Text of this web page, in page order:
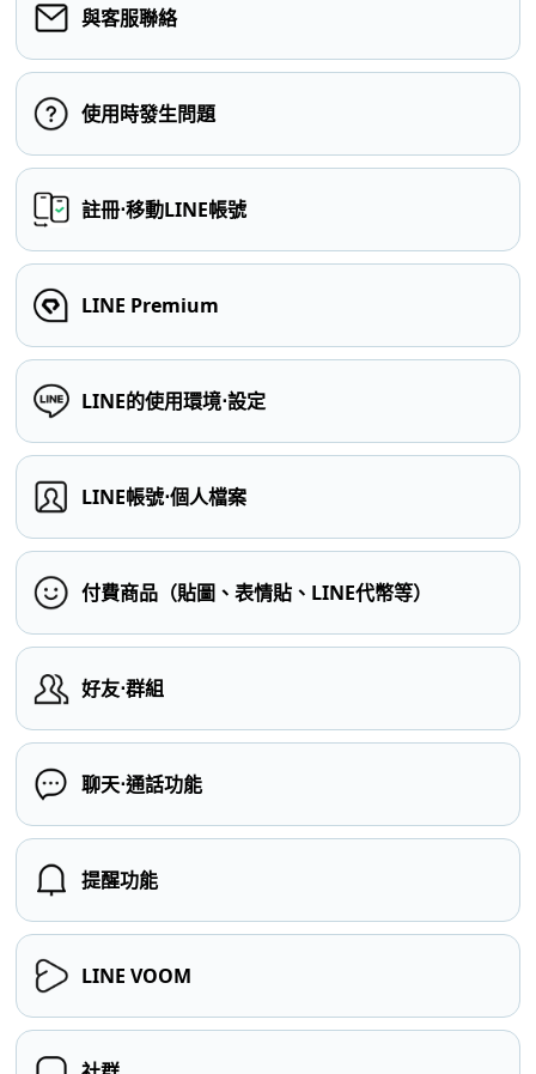
與客服聯絡
使用時發生問題
註冊⋅移動LINE帳號
LINE Premium
LINE的使用環境⋅設定
LINE帳號⋅個人檔案
付費商品（貼圖、表情貼、LINE代幣等）
好友⋅群組
聊天⋅通話功能
提醒功能
LINE VOOM